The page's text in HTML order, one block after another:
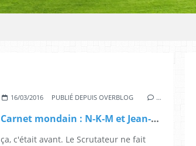
16/03/2016 PUBLIÉ DEPUIS OVERBLOG …
Carnet mondain : N-K-M et Jean-Pierre Philippe ont le plaisir de vous annoncer …..
ça, c'était avant. Le Scrutateur ne fait